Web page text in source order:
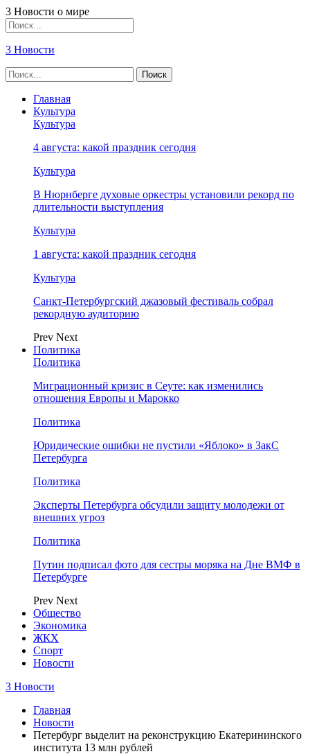
3 Новости о мире
3 Новости
Главная
Культура
Культура
4 августа: какой праздник сегодня
Культура
В Нюрнберге духовые оркестры установили рекорд по
длительности выступления
Культура
1 августа: какой праздник сегодня
Культура
Санкт-Петербургский джазовый фестиваль собрал
рекордную аудиторию
Prev Next
Политика
Политика
Миграционный кризис в Сеуте: как изменились
отношения Европы и Марокко
Политика
Юридические ошибки не пустили «Яблоко» в ЗакС
Петербурга
Политика
Эксперты Петербурга обсудили защиту молодежи от
внешних угроз
Политика
Путин подписал фото для сестры моряка на Дне ВМФ в
Петербурге
Prev Next
Общество
Экономика
ЖКХ
Спорт
Новости
3 Новости
Главная
Новости
Петербург выделит на реконструкцию Екатерининского
института 13 млн рублей